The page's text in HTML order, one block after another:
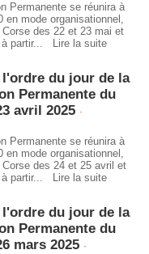
Permanente se réunira à
en mode organisationnel,
Corse des 22 et 23 mai et
à partir...
Lire la suite
du jour de la
Permanente du
avril 2025 -
Permanente se réunira à
en mode organisationnel,
Corse des 24 et 25 avril et
à partir...
Lire la suite
du jour de la
Permanente du
mars 2025 -